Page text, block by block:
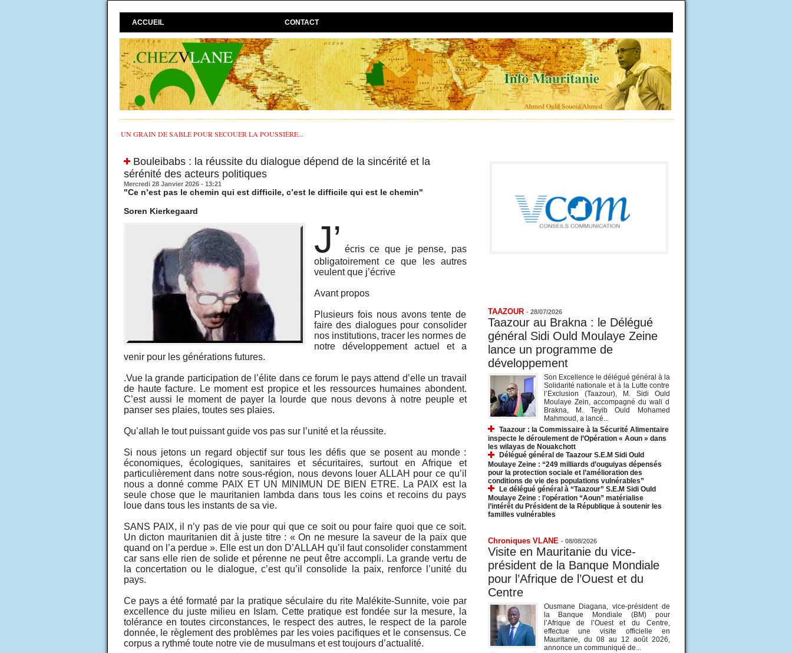
ACCUEIL CONTACT
UN GRAIN DE SABLE POUR SECOUER LA POUSSIÈRE...
​Bouleibabs : la réussite du dialogue dépend de la sincérité et la
sérénité des acteurs politiques
Mercredi 28 Janvier 2026 - 13:21
"Ce n’est pas le chemin qui est difficile, c’est le difficile qui est le chemin"
Soren Kierkegaard
J’ écris ce que je pense, pas
obligatoirement ce que les autres
veulent que j’écrive
Avant propos
Plusieurs fois nous avons tente de
faire des dialogues pour consolider
nos institutions, tracer les normes de
notre développement actuel et a
venir pour les générations futures.
.Vue la grande participation de l’élite dans ce forum le pays attend d’elle un travail
de haute facture. Le moment est propice et les ressources humaines abondent.
C’est aussi le moment de payer la lourde que nous devons à notre peuple et
panser ses plaies, toutes ses plaies.
Qu’allah le tout puissant guide vos pas sur l’unité et la réussite.
Si nous jetons un regard objectif sur tous les défis que se posent au monde :
économiques, écologiques, sanitaires et sécuritaires, surtout en Afrique et
particulièrement dans notre sous-région, nous devons louer ALLAH pour ce qu’il
nous a donné comme PAIX ET UN MINIMUN DE BIEN ETRE. La PAIX est la
seule chose que le mauritanien lambda dans tous les coins et recoins du pays
loue dans tous les instants de sa vie.
SANS PAIX, il n’y pas de vie pour qui que ce soit ou pour faire quoi que ce soit.
Un dicton mauritanien dit à juste titre : « On ne mesure la saveur de la paix que
quand on l’a perdue ». Elle est un don D’ALLAH qu’il faut consolider constamment
car sans elle rien de solide et pérenne ne peut être accompli. La grande vertu de
la concertation ou le dialogue, c’est qu’il consolide la paix, renforce l’unité du
pays.
Ce pays a été formaté par la pratique séculaire du rite Malékite-Sunnite, voie par
excellence du juste milieu en Islam. Cette pratique est fondée sur la mesure, la
tolérance en toutes circonstances, le respect des autres, le respect de la parole
donnée, le règlement des problèmes par les voies pacifiques et le consensus. Ce
corpus a rythmé toute notre vie de musulmans et est toujours d’actualité.
TAAZOUR - 28/07/2026
Taazour au Brakna : le Délégué
général Sidi Ould Moulaye Zeine
lance un programme de
développement
Son Excellence le délégué général à la
Solidarité nationale et à la Lutte contre
l’Exclusion (Taazour), M. Sidi Ould
Moulaye Zein, accompagné du wali d
Brakna, M. Teyib Ould Mohamed
Mahmoud, a lancé...
Taazour : la Commissaire à la Sécurité Alimentaire
inspecte le déroulement de l’Opération « Aoun » dans
les wilayas de Nouakchott
Délégué général de Taazour S.E.M Sidi Ould
Moulaye Zeine : “249 milliards d’ouguiyas dépensés
pour la protection sociale et l’amélioration des
conditions de vie des populations vulnérables”
Le délégué général à “Taazour” S.E.M Sidi Ould
Moulaye Zeine : l’opération “Aoun” matérialise
l’intérêt du Président de la République à soutenir les
familles vulnérables
Chroniques VLANE - 08/08/2026
Visite en Mauritanie du vice-
président de la Banque Mondiale
pour l’Afrique de l’Ouest et du
Centre
Ousmane Diagana, vice-président de
la Banque Mondiale (BM) pour
l’Afrique de l’Ouest et du Centre,
effectue une visite officielle en
Mauritanie, du 08 au 12 août 2026,
annonce un communiqué de...